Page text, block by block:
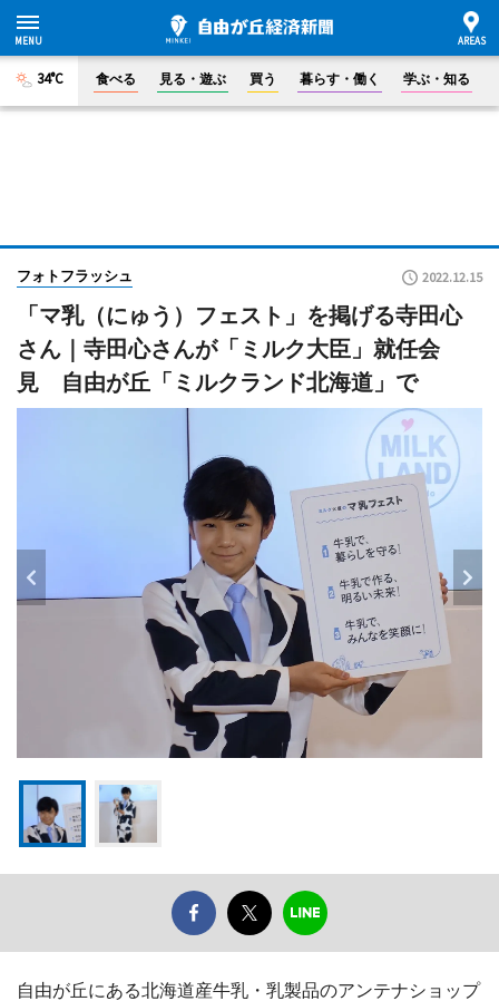
34°C 食べる 見る・遊ぶ 買う 暮らす・働く 学ぶ・知る
フォトフラッシュ 2022.12.15
「マ乳（にゅう）フェスト」を掲げる寺田心
さん｜寺田心さんが「ミルク大臣」就任会
見 自由が丘「ミルクランド北海道」で
自由が丘にある北海道産牛乳・乳製品のアンテナショップ